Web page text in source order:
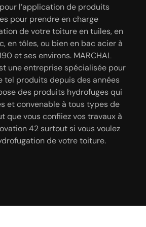
l’application de produits
pour prendre en charge
de votre toiture en tuiles, en
en tôles, ou bien en bac acier à
et ses environs. MARCHAL
une entreprise spécialisée pour
tel produits depuis des années
des produits hydrofuges qui
et convenable à tous types de
que vous confiiez vos travaux à
42 surtout si vous voulez
de votre toiture.
a pour but de préserver
toiture et de renforcer
votre toiture dans la ville de
Disposant de plusieurs années
; faites appel à notre entreprise
42 pour réaliser un
de votre toiture 42190. Nos
42190 sauront réaliser cette
le respect des règles en vigueur
les délais convenus.
de fuite, peut avoir des
etc. Et dans la ville de
; sachez que, vous pouvez faire
de notre entreprise MARCHAL
pour réaliser un traitement
toiture. Étant certifié par le
que, vous n’avez pas à vous en
produits que nous utilisons.